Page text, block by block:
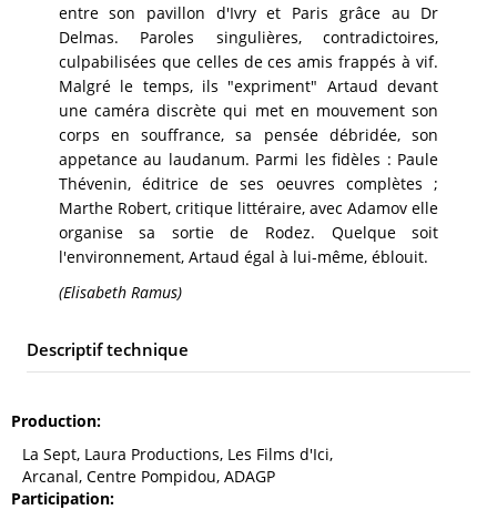
entre son pavillon d'Ivry et Paris grâce au Dr
Delmas. Paroles singulières, contradictoires,
culpabilisées que celles de ces amis frappés à vif.
Malgré le temps, ils "expriment" Artaud devant
une caméra discrète qui met en mouvement son
corps en souffrance, sa pensée débridée, son
appetance au laudanum. Parmi les fidèles : Paule
Thévenin, éditrice de ses oeuvres complètes ;
Marthe Robert, critique littéraire, avec Adamov elle
organise sa sortie de Rodez. Quelque soit
l'environnement, Artaud égal à lui-même, éblouit.
(Elisabeth Ramus)
Descriptif technique
Production
La Sept, Laura Productions, Les Films d'Ici,
Arcanal, Centre Pompidou, ADAGP
Participation